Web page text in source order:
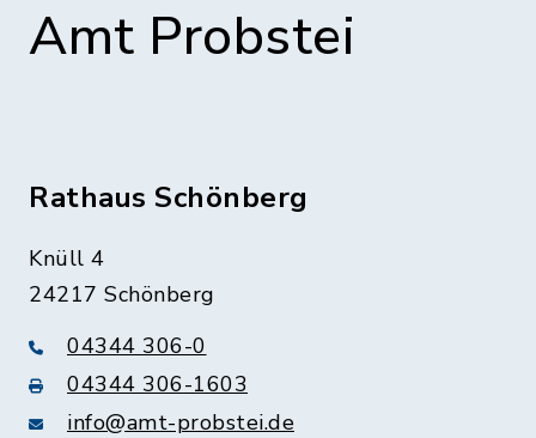
Amt Probstei
Rathaus Schönberg
Knüll 4
24217 Schönberg
04344 306-0
04344 306-1603
info@amt-probstei.de